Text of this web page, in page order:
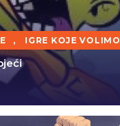
, IGRE KOJE VOLIMO